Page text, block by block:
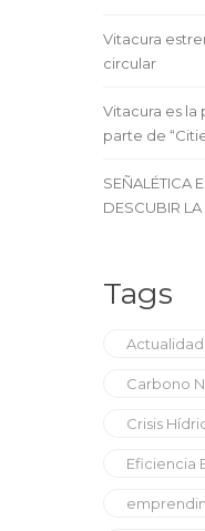
Vitacura
circular
Vitacura es la
parte de
SEÑALÉTICA
DESCUBIR
Tags
Actualidad
Carbono
Crisis
Eficiencia